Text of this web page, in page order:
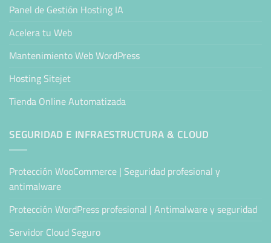
Panel de Gestión Hosting IA
Acelera tu Web
Mantenimiento Web WordPress
Hosting Sitejet
Tienda Online Automatizada
SEGURIDAD E INFRAESTRUCTURA & CLOUD
Protección WooCommerce | Seguridad profesional y
antimalware
Protección WordPress profesional | Antimalware y seguridad
Servidor Cloud Seguro